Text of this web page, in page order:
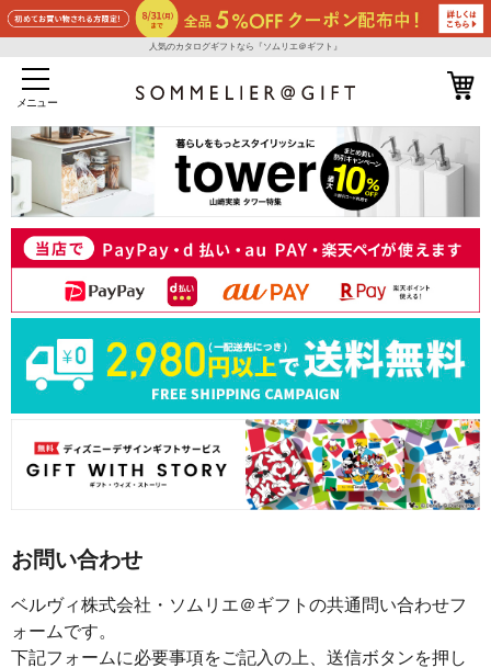
人気のカタログギフトなら『ソムリエ＠ギフト』
メニュー
お問い合わせ
ベルヴィ株式会社・ソムリエ＠ギフトの共通問い合わせフ
ォームです。
下記フォームに必要事項をご記入の上、送信ボタンを押し